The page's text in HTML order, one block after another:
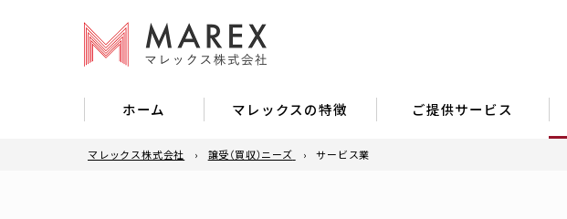
ホーム マレックスの特徴
選ばれる理由
ご提供サービス
マレックス株式会社 譲受（買収）ニーズ サービス業